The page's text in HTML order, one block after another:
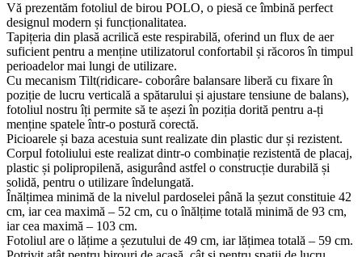
Vă prezentăm fotoliul de birou POLO, o piesă ce îmbină perfect
designul modern și funcționalitatea.
Tapițeria din plasă acrilică este respirabilă, oferind un flux de aer
suficient pentru a menține utilizatorul confortabil și răcoros în timpul
perioadelor mai lungi de utilizare.
Cu mecanism Tilt(ridicare- coborâre balansare liberă cu fixare în
poziție de lucru verticală a spătarului și ajustare tensiune de balans),
fotoliul nostru îți permite să te așezi în poziția dorită pentru a-ți
menține spatele într-o postură corectă.
Picioarele și baza acestuia sunt realizate din plastic dur și rezistent.
Corpul fotoliului este realizat dintr-o combinație rezistentă de placaj,
plastic și polipropilenă, asigurând astfel o construcție durabilă și
solidă, pentru o utilizare îndelungată.
Înălțimea minimă de la nivelul pardoselei până la șezut constituie 42
cm, iar cea maximă – 52 cm, cu o înălțime totală minimă de 93 cm,
iar cea maximă – 103 cm.
Fotoliul are o lățime a șezutului de 49 cm, iar lățimea totală – 59 cm.